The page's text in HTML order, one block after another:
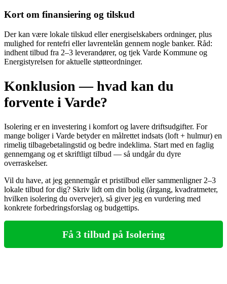
Kort om finansiering og tilskud
Der kan være lokale tilskud eller energiselskabers ordninger, plus
mulighed for rentefri eller lavrentelån gennem nogle banker. Råd:
indhent tilbud fra 2–3 leverandører, og tjek Varde Kommune og
Energistyrelsen for aktuelle støtteordninger.
Konklusion — hvad kan du
forvente i Varde?
Isolering er en investering i komfort og lavere driftsudgifter. For
mange boliger i Varde betyder en målrettet indsats (loft + hulmur) en
rimelig tilbagebetalingstid og bedre indeklima. Start med en faglig
gennemgang og et skriftligt tilbud — så undgår du dyre
overraskelser.
Vil du have, at jeg gennemgår et pristilbud eller sammenligner 2–3
lokale tilbud for dig? Skriv lidt om din bolig (årgang, kvadratmeter,
hvilken isolering du overvejer), så giver jeg en vurdering med
konkrete forbedringsforslag og budgettips.
Få 3 tilbud på Isolering